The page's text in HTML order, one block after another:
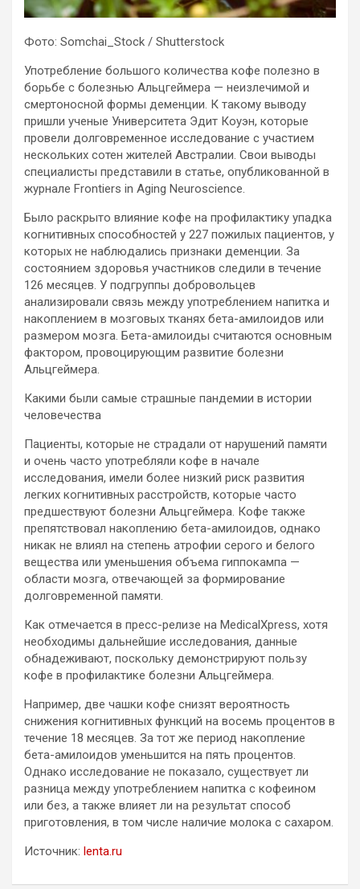
Фото: Somchai_Stock / Shutterstock
Употребление большого количества кофе полезно в
борьбе с болезнью Альцгеймера — неизлечимой и
смертоносной формы деменции. К такому выводу
пришли ученые Университета Эдит Коуэн, которые
провели долговременное исследование с участием
нескольких сотен жителей Австралии. Свои выводы
специалисты представили в статье, опубликованной в
журнале Frontiers in Aging Neuroscience.
Было раскрыто влияние кофе на профилактику упадка
когнитивных способностей у 227 пожилых пациентов, у
которых не наблюдались признаки деменции. За
состоянием здоровья участников следили в течение
126 месяцев. У подгруппы добровольцев
анализировали связь между употреблением напитка и
накоплением в мозговых тканях бета-амилоидов или
размером мозга. Бета-амилоиды считаются основным
фактором, провоцирующим развитие болезни
Альцгеймера.
Какими были самые страшные пандемии в истории
человечества
Пациенты, которые не страдали от нарушений памяти
и очень часто употребляли кофе в начале
исследования, имели более низкий риск развития
легких когнитивных расстройств, которые часто
предшествуют болезни Альцгеймера. Кофе также
препятствовал накоплению бета-амилоидов, однако
никак не влиял на степень атрофии серого и белого
вещества или уменьшения объема гиппокампа —
области мозга, отвечающей за формирование
долговременной памяти.
Как отмечается в пресс-релизе на MedicalXpress, хотя
необходимы дальнейшие исследования, данные
обнадеживают, поскольку демонстрируют пользу
кофе в профилактике болезни Альцгеймера.
Например, две чашки кофе снизят вероятность
снижения когнитивных функций на восемь процентов в
течение 18 месяцев. За тот же период накопление
бета-амилоидов уменьшится на пять процентов.
Однако исследование не показало, существует ли
разница между употреблением напитка с кофеином
или без, а также влияет ли на результат способ
приготовления, в том числе наличие молока с сахаром.
Источник: lenta.ru